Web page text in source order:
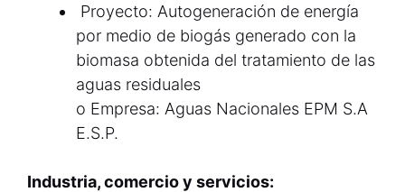
Proyecto: Autogeneración de energía
por medio de biogás generado con la
biomasa obtenida del tratamiento de las
aguas residuales
o Empresa: Aguas Nacionales EPM S.A
E.S.P.
Industria, comercio y servicios: